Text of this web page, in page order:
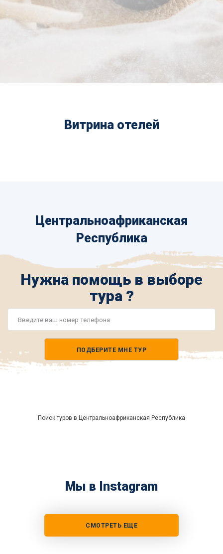
Витрина отелей
Центральноафриканская
Республика
Нужна помощь в выборе
тура ?
ПОДБЕРИТЕ МНЕ ТУР
Поиск туров в Центральноафриканская Республика
Мы в Instagram
СМОТРЕТЬ ЕЩЕ